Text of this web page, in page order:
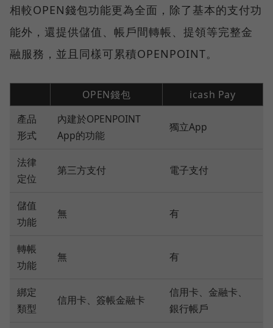
相較OPEN錢包功能更為全面，除了基本的支付功
能外，還提供儲值、帳戶間轉帳、提領等完整金
融服務，並且同樣可累積OPENPOINT。
OPEN錢包
icash Pay
產品
形式
內建於OPENPOINT
App的功能
獨立App
法律
定位
第三方支付 電子支付
儲值
功能
無 有
轉帳
功能
無 有
綁定
類型
信用卡、簽帳金融卡
信用卡、金融卡、
銀行帳戶